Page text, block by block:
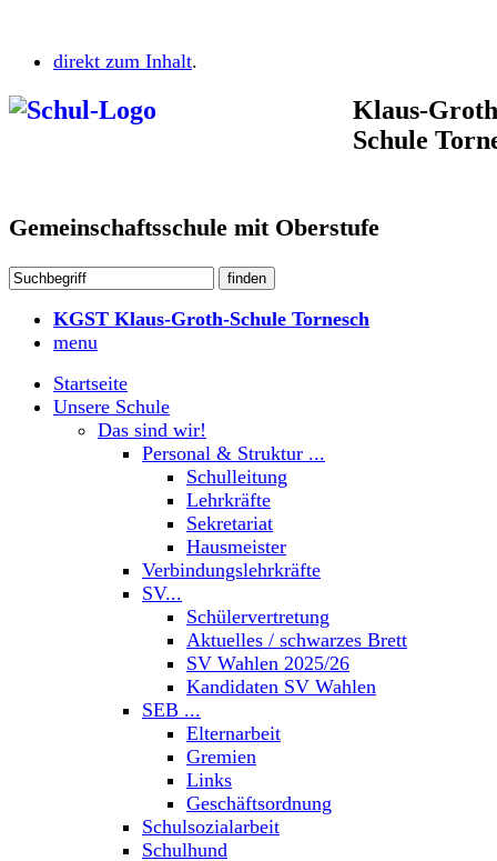
direkt zum Inhalt.
Klaus-
Schule
Gemeinschaftsschule mit Oberstufe
KGST Klaus-Groth-Schule Tornesch
menu
Startseite
Unsere Schule
Das sind wir!
Personal & Struktur ...
Schulleitung
Lehrkräfte
Sekretariat
Hausmeister
Verbindungslehrkräfte
SV...
Schülervertretung
Aktuelles / schwarzes Brett
SV Wahlen 2025/26
Kandidaten SV Wahlen
SEB ...
Elternarbeit
Gremien
Links
Geschäftsordnung
Schulsozialarbeit
Schulhund